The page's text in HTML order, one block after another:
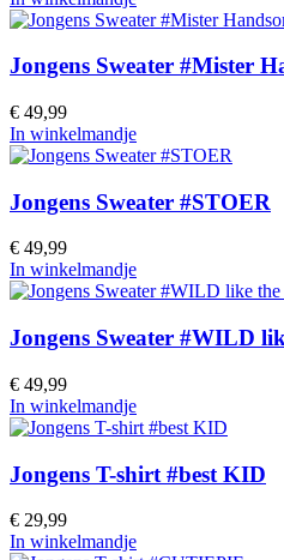
Jongens Sweater #Mister
€ 49,99
In winkelmandje
Jongens Sweater #STOER
€ 49,99
In winkelmandje
Jongens Sweater #WILD
€ 49,99
In winkelmandje
Jongens T-shirt #best KID
€ 29,99
In winkelmandje